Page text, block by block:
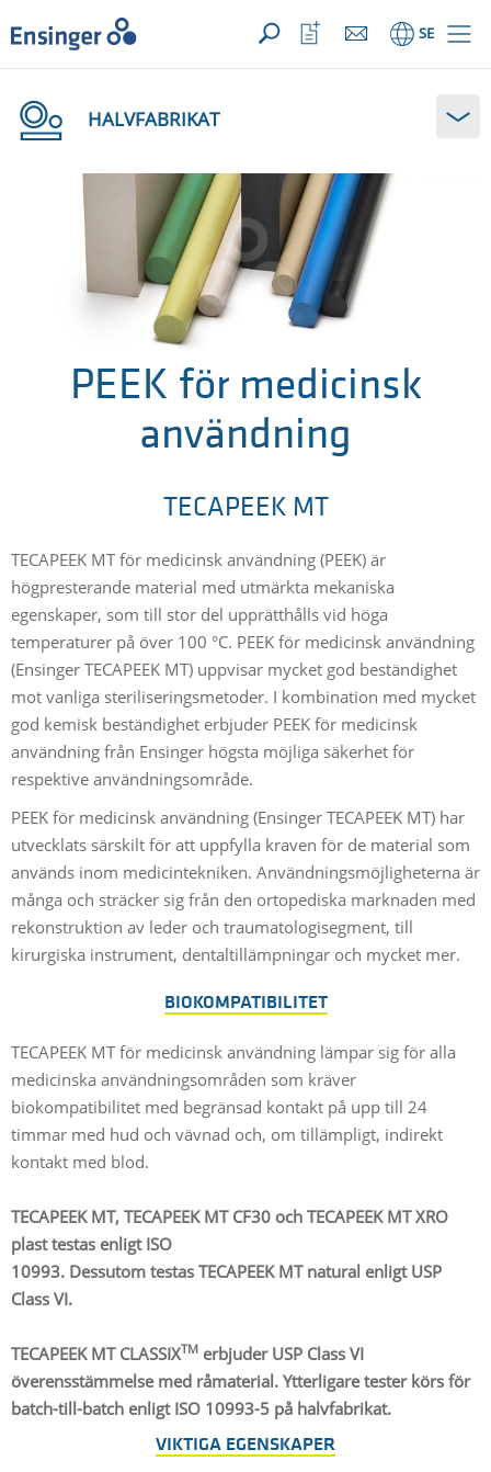
DIN FÖRFRÅGAN ({{productCount}} Products)Öppna
Hem SE
Öppna
favoriter
HALVFABRIKAT
PEEK för medicinsk
användning
TECAPEEK MT
TECAPEEK MT för medicinsk användning (PEEK) är
högpresterande material med utmärkta mekaniska
egenskaper, som till stor del upprätthålls vid höga
temperaturer på över 100 °C. PEEK för medicinsk användning
(Ensinger TECAPEEK MT) uppvisar mycket god beständighet
mot vanliga steriliseringsmetoder. I kombination med mycket
god kemisk beständighet erbjuder PEEK för medicinsk
användning från Ensinger högsta möjliga säkerhet för
respektive användningsområde.
PEEK för medicinsk användning (Ensinger TECAPEEK MT) har
utvecklats särskilt för att uppfylla kraven för de material som
används inom medicintekniken. Användningsmöjligheterna är
många och sträcker sig från den ortopediska marknaden med
rekonstruktion av leder och traumatologisegment, till
kirurgiska instrument, dentaltillämpningar och mycket mer.
BIOKOMPATIBILITET
TECAPEEK MT för medicinsk användning lämpar sig för alla
medicinska användningsområden som kräver
biokompatibilitet med begränsad kontakt på upp till 24
timmar med hud och vävnad och, om tillämpligt, indirekt
kontakt med blod.
TECAPEEK MT, TECAPEEK MT CF30 och TECAPEEK MT XRO
plast testas enligt ISO
10993. Dessutom testas TECAPEEK MT natural enligt USP
Class VI.
TECAPEEK MT CLASSIXTM erbjuder USP Class VI
överensstämmelse med råmaterial. Ytterligare tester körs för
batch-till-batch enligt ISO 10993-5 på halvfabrikat.
VIKTIGA EGENSKAPER